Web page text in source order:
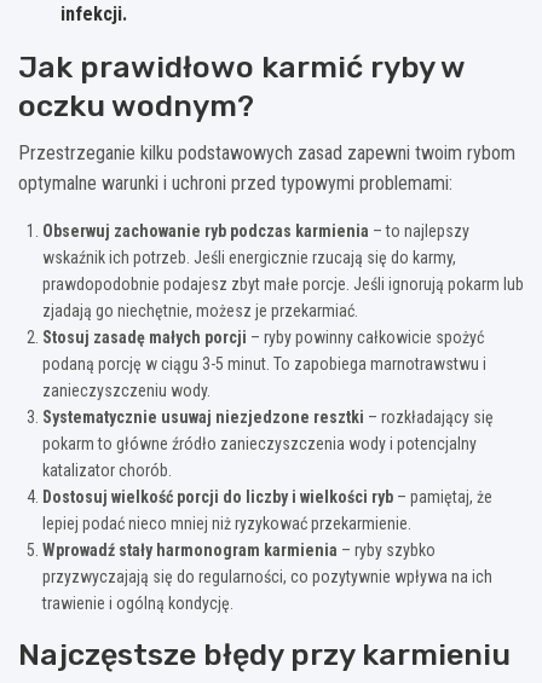
infekcji.
Jak prawidłowo karmić ryby w
oczku wodnym?
Przestrzeganie kilku podstawowych zasad zapewni twoim rybom
optymalne warunki i uchroni przed typowymi problemami:
Obserwuj zachowanie ryb podczas karmienia – to najlepszy
wskaźnik ich potrzeb. Jeśli energicznie rzucają się do karmy,
prawdopodobnie podajesz zbyt małe porcje. Jeśli ignorują pokarm lub
zjadają go niechętnie, możesz je przekarmiać.
Stosuj zasadę małych porcji – ryby powinny całkowicie spożyć
podaną porcję w ciągu 3-5 minut. To zapobiega marnotrawstwu i
zanieczyszczeniu wody.
Systematycznie usuwaj niezjedzone resztki – rozkładający się
pokarm to główne źródło zanieczyszczenia wody i potencjalny
katalizator chorób.
Dostosuj wielkość porcji do liczby i wielkości ryb – pamiętaj, że
lepiej podać nieco mniej niż ryzykować przekarmienie.
Wprowadź stały harmonogram karmienia – ryby szybko
przyzwyczajają się do regularności, co pozytywnie wpływa na ich
trawienie i ogólną kondycję.
Najczęstsze błędy przy karmieniu